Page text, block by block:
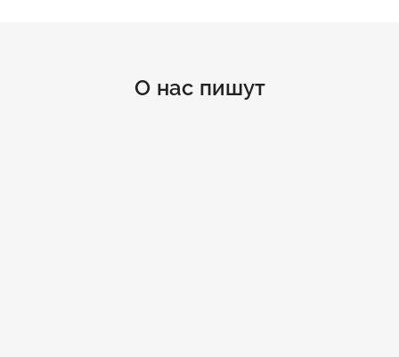
О нас пишут